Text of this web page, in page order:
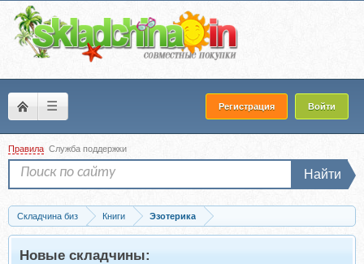
☰ Регистрация Войти
Правила Служба поддержки
Найти
Складчина биз Книги
Эзотерика
Скачать Таро. Все секреты древнейшего гадания (Сергей Матвеев)
Новые складчины: